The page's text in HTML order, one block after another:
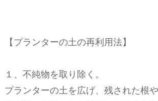
【プランターの土の再利用法】
１、不純物を取り除く。
プランターの土を広げ、残された根